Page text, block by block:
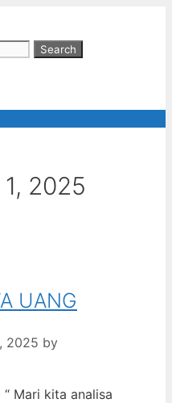
2025
UANG
2025 by
“ Mari kita analisa